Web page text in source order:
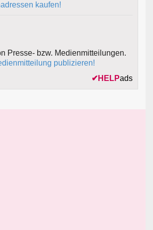
kaufen!
Presse- bzw. Medienmitteilungen.
publizieren!
✔ HELPads